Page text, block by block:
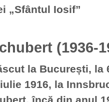
„Sfântul Iosif”
(1936-
la București, la
1916, la